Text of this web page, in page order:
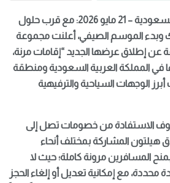
الرياض، المملكة العربية السعودية – 21 مايو 2026: مع قرب حلول
وبدء الموسم الصيفي، أعلنت مجموعة
عن إطلاق عرضها الجديد “إقامات مرنة،
في المملكة العربية السعودية ومنطقة
الوجهات السياحية والترفيهية
الاستفادة من خصومات تصل إلى
هيلتون المشاركة بمختلف أنحاء
المسافرين مرونة كاملة؛ حيث لا
مع إمكانية تعديل أو إلغاء الحجز